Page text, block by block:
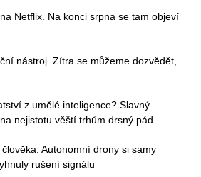
Netflix. Na konci srpna se tam objeví
nástroj. Zítra se můžeme dozvědět,
z umělé inteligence? Slavný
nejistotu věští trhům drsný pád
Autonomní drony si samy
rušení signálu